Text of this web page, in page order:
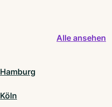
Alle ansehen
Hamburg
Köln